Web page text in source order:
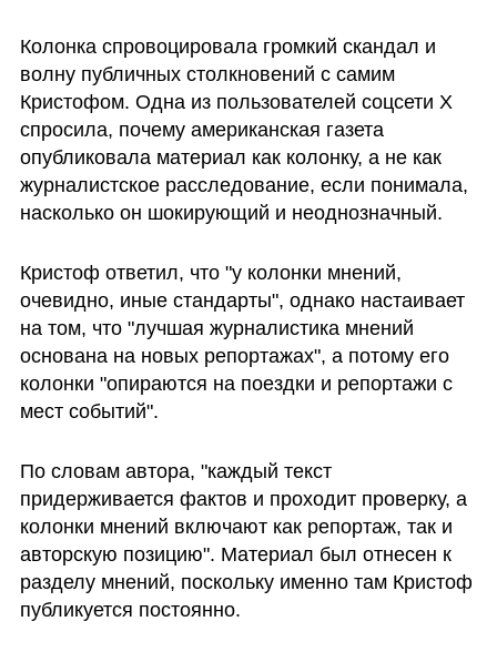
Колонка спровоцировала громкий скандал и
волну публичных столкновений с самим
Кристофом. Одна из пользователей соцсети X
спросила, почему американская газета
опубликовала материал как колонку, а не как
журналистское расследование, если понимала,
насколько он шокирующий и неоднозначный.
Кристоф ответил, что "у колонки мнений,
очевидно, иные стандарты", однако настаивает
на том, что "лучшая журналистика мнений
основана на новых репортажах", а потому его
колонки "опираются на поездки и репортажи с
мест событий".
По словам автора, "каждый текст
придерживается фактов и проходит проверку, а
колонки мнений включают как репортаж, так и
авторскую позицию". Материал был отнесен к
разделу мнений, поскольку именно там Кристоф
публикуется постоянно.